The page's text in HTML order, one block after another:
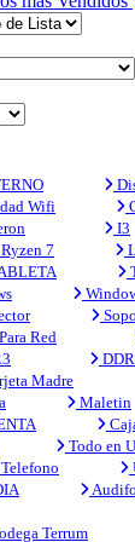
Wifi
I3
Ryzen 7
Para Red
Madre
Maletin
Todo en
Telefono
Terrum